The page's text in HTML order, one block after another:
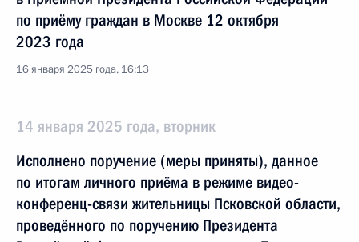
по приёму граждан в Москве 12 октября
2023 года
16 января 2025 года, 16:13
14 января 2025 года, вторник
Исполнено поручение (меры приняты), данное
по итогам личного приёма в режиме видео-
конференц-связи жительницы Псковской области,
проведённого по поручению Президента